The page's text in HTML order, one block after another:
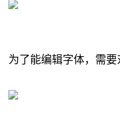
为了能编辑字体，需